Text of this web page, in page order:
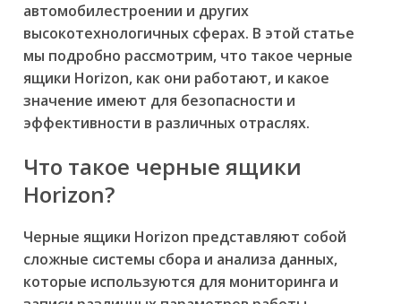
автомобилестроении и других
высокотехнологичных сферах. В этой статье
мы подробно рассмотрим, что такое черные
ящики Horizon, как они работают, и какое
значение имеют для безопасности и
эффективности в различных отраслях.
Что такое черные ящики
Horizon?
Черные ящики Horizon представляют собой
сложные системы сбора и анализа данных,
которые используются для мониторинга и